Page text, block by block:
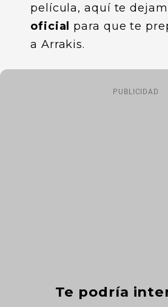
película, aquí te
oficial para que te
a Arrakis.
PUBLICIDAD
Te podría